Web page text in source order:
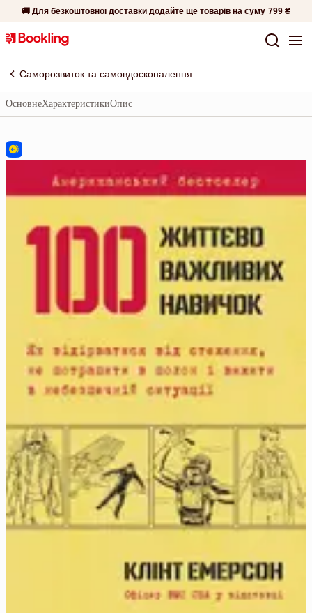
🚚 Для безкоштовної доставки додайте ще товарів на суму 799 ₴
Саморозвиток та самовдосконалення
ОсновнеХарактеристикиОпис